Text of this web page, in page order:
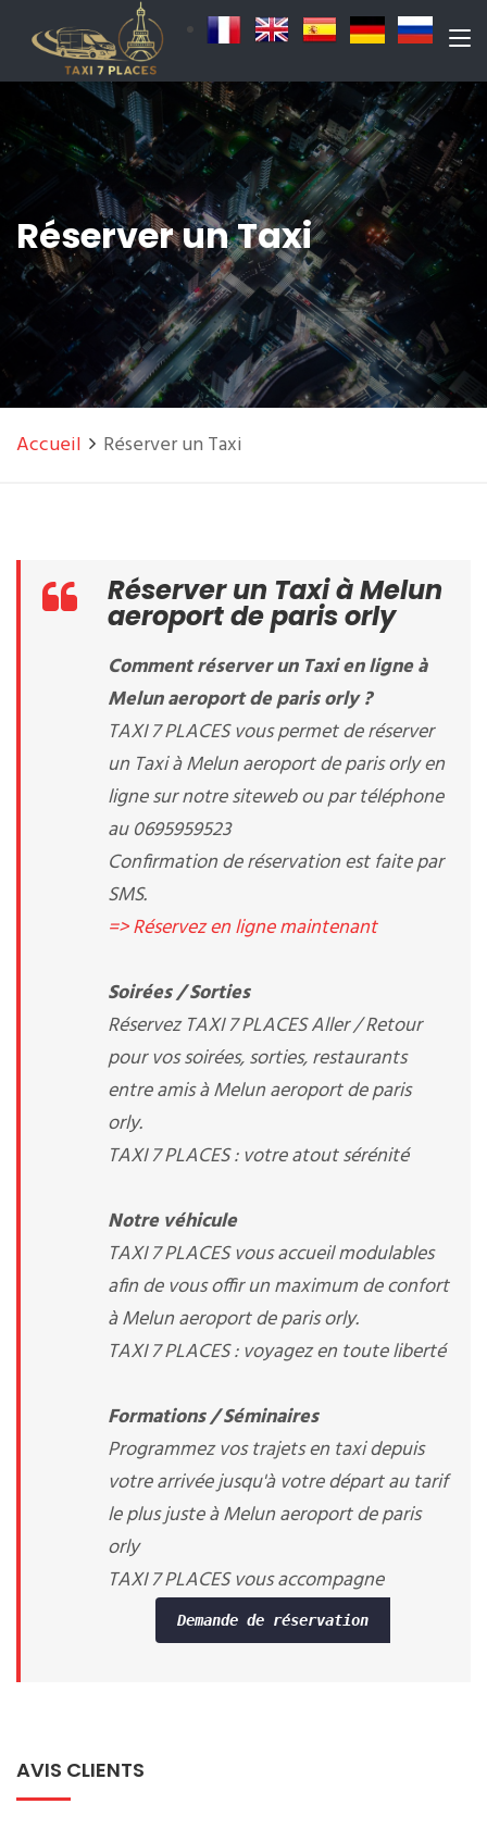
Réserver un Taxi
Accueil Réserver un Taxi
Réserver un Taxi à Melun
aeroport de paris orly
Comment réserver un Taxi en ligne à
Melun aeroport de paris orly ?
TAXI 7 PLACES vous permet de réserver
un Taxi à Melun aeroport de paris orly en
ligne sur notre siteweb ou par téléphone
au 0695959523
Confirmation de réservation est faite par
SMS.
=> Réservez en ligne maintenant
Soirées / Sorties
Réservez TAXI 7 PLACES Aller / Retour
pour vos soirées, sorties, restaurants
entre amis à Melun aeroport de paris
orly.
TAXI 7 PLACES : votre atout sérénité
Notre véhicule
TAXI 7 PLACES vous accueil modulables
afin de vous offir un maximum de confort
à Melun aeroport de paris orly.
TAXI 7 PLACES : voyagez en toute liberté
Formations / Séminaires
Programmez vos trajets en taxi depuis
votre arrivée jusqu'à votre départ au tarif
le plus juste à Melun aeroport de paris
orly
TAXI 7 PLACES vous accompagne
Demande de réservation
AVIS CLIENTS